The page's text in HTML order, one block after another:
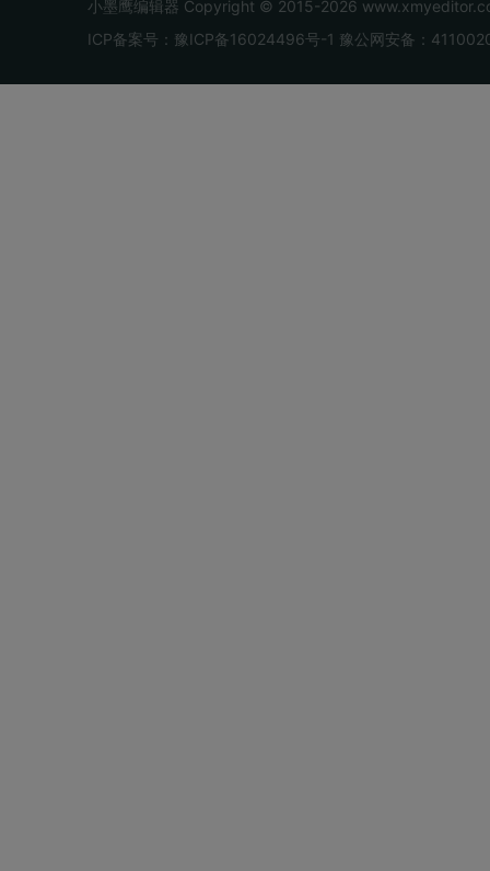
小墨鹰编辑器 Copyright © 2015-2026
ICP备案号：豫ICP备16024496号-1 豫公网安备：